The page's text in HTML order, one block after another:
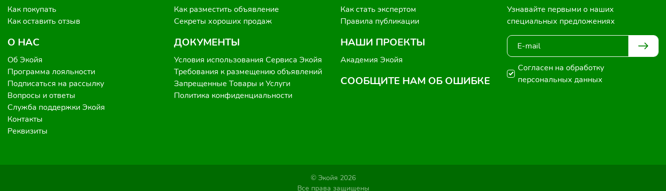
Как покупать
Как оставить отзыв
О НАС
Об Экойя
Программа лояльности
Подписаться на рассылку
Вопросы и ответы
Служба поддержки Экойя
Контакты
Реквизиты
Как разместить объявление
Секреты хороших продаж
ДОКУМЕНТЫ
Условия использования Сервиса Экойя
Требования к размещению объявлений
Запрещенные Товары и Услуги
Политика конфиденциальности
Как стать экспертом
Правила публикации
НАШИ ПРОЕКТЫ
Академия Экойя
СООБЩИТЕ НАМ ОБ ОШИБКЕ
Узнавайте первыми о наших
специальных предложениях
Согласен на обработку
персональных данных
© Экойя 2026
Все права защищены